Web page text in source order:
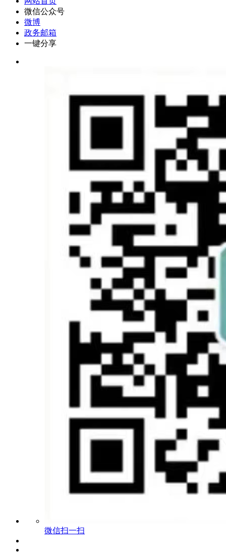
微信公众号
微博
政务邮箱
一键分享
微信扫一扫